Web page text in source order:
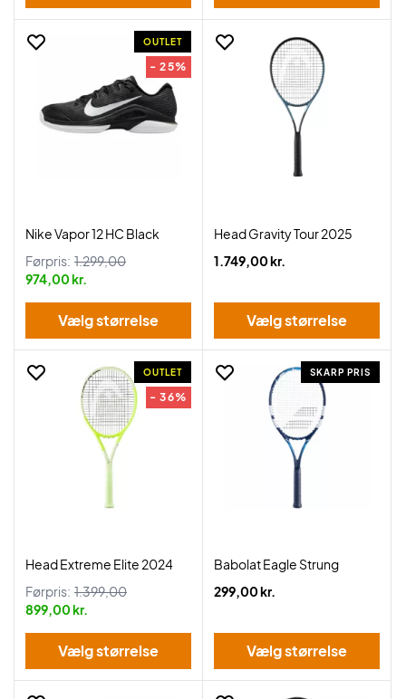
OUTLET
- 25%
Nike Vapor 12 HC Black
Førpris: 1.299,00
974,00 kr.
Vælg størrelse
Head Gravity Tour 2025
1.749,00 kr.
Vælg størrelse
OUTLET
- 36%
Head Extreme Elite 2024
Førpris: 1.399,00
899,00 kr.
Vælg størrelse
SKARP PRIS
Babolat Eagle Strung
299,00 kr.
Vælg størrelse